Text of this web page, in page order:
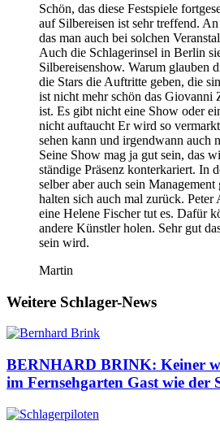
Schön, das diese Festspiele
auf Silbereisen ist sehr treffend.
das man auch bei solchen
Auch die Schlagerinsel in Berlin
Silbereisenshow. Warum glauben
die Stars die Auftritte geben, die
ist nicht mehr schön das Giovanni
ist. Es gibt nicht eine Show oder
nicht auftaucht Er wird so
sehen kann und irgendwann auch
Seine Show mag ja gut sein, das
ständige Präsenz konterkariert. In
selber aber auch sein
halten sich auch mal zurück. Peter
eine Helene Fischer tut es. Dafür
andere Künstler holen. Sehr gut
sein wird.
Martin
Weitere Schlager-News
BERNHARD BRINK: Keiner
im Fernsehgarten Gast wie der